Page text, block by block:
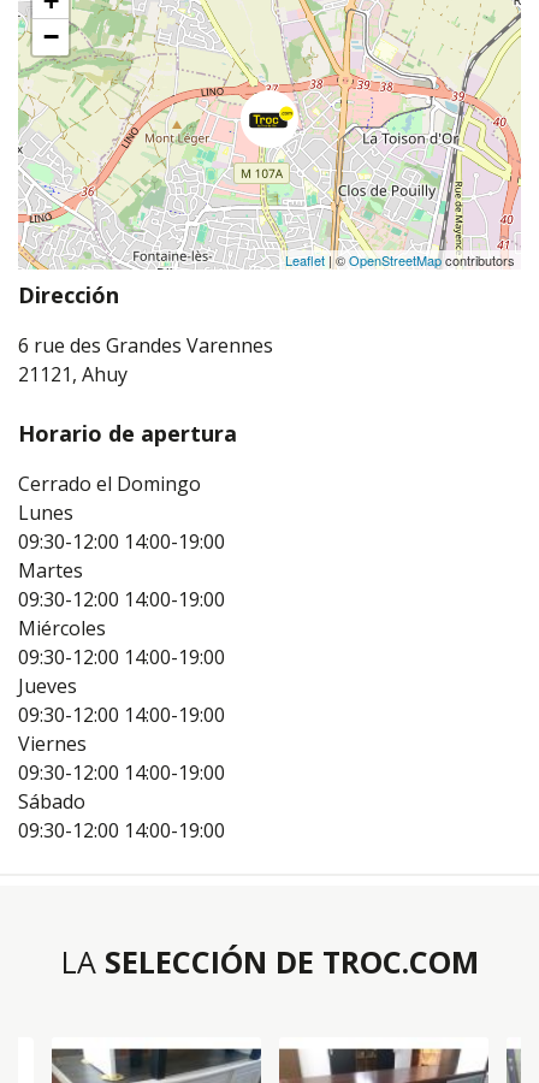
−
Leaflet | ©OpenStreetMapcontributors
Dirección
6 rue des Grandes Varennes
21121, Ahuy
Horario de apertura
Cerrado el Domingo
Lunes
09:30-12:00 14:00-19:00
Martes
09:30-12:00 14:00-19:00
Miércoles
09:30-12:00 14:00-19:00
Jueves
09:30-12:00 14:00-19:00
Viernes
09:30-12:00 14:00-19:00
Sábado
09:30-12:00 14:00-19:00
LA SELECCIÓN DE TROC.COM